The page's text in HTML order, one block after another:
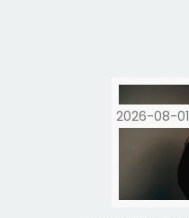
2026-08-01